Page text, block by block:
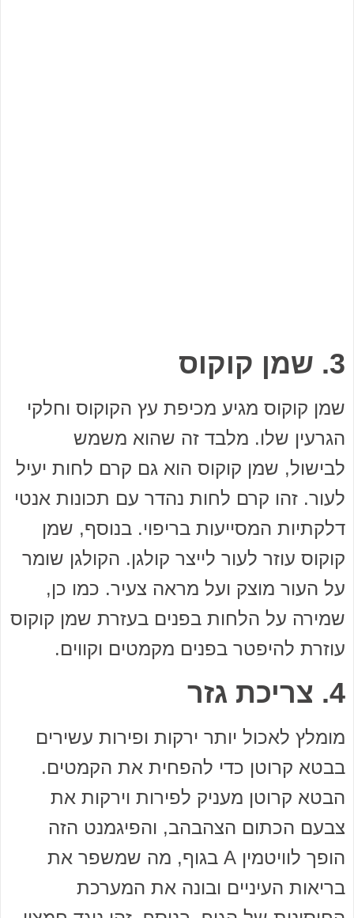
3. שמן קוקוס
שמן קוקוס מגיע מכיפת עץ הקוקוס וחלקי
הגרעין שלו. מלבד זה שהוא משמש
לבישול, שמן קוקוס הוא גם קרם לחות יעיל
לעור. זהו קרם לחות נהדר עם תכונות אנטי
דלקתיות המסייעות בריפוי. בנוסף, שמן
קוקוס עוזר לעור לייצר קולגן. הקולגן שומר
על העור מוצק ועל מראה צעיר. כמו כן,
שמירה על הלחות בפנים בעזרת שמן קוקוס
עוזרת להיפטר בפנים מקמטים וקווים.
4. צריכת גזר
מומלץ לאכול יותר ירקות ופירות עשירים
בבטא קרוטן כדי להפחית את הקמטים.
הבטא קרוטן מעניק לפירות וירקות את
צבעם הכתום הצהבהב, והפיגמנט הזה
הופך לוויטמין A בגוף, מה שמשפר את
בריאות העיניים ובונה את המערכת